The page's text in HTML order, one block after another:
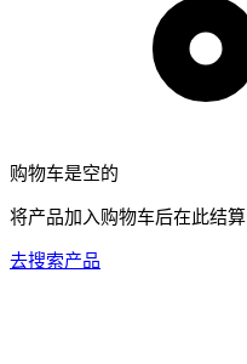
购物车是空的
将产品加入购物车后在此结算
去搜索产品